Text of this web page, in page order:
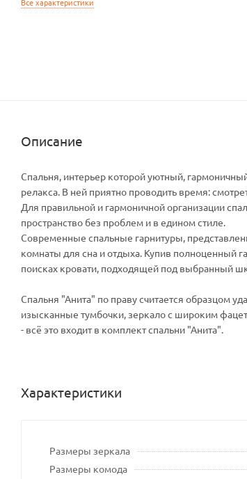
Все характеристики
Описание
Спальня, интерьер которой уютный,
релакса. В ней приятно проводить время:
Для правильной и гармоничной организации
пространство без проблем и в едином стиле.
Современные спальные гарнитуры,
комнаты для сна и отдыха. Купив полноценный
поисках кровати, подходящей под выбранный
Спальня "Анита" по праву считается образцом
изысканные тумбочки, зеркало с широким
- всё это входит в комплект спальни "Анита".
Характеристики
Размеры зеркала
Размеры комода